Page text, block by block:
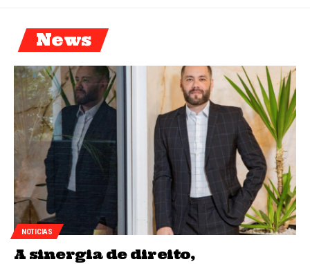
News
NOTICIAS
A sinergia de direito,